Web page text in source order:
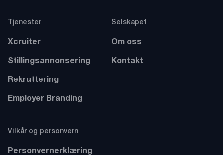
Tjenester
Xcruiter
Stillingsannonsering
Rekruttering
Employer Branding
Selskapet
Om oss
Kontakt
Vilkår og personvern
Personvernerklæring